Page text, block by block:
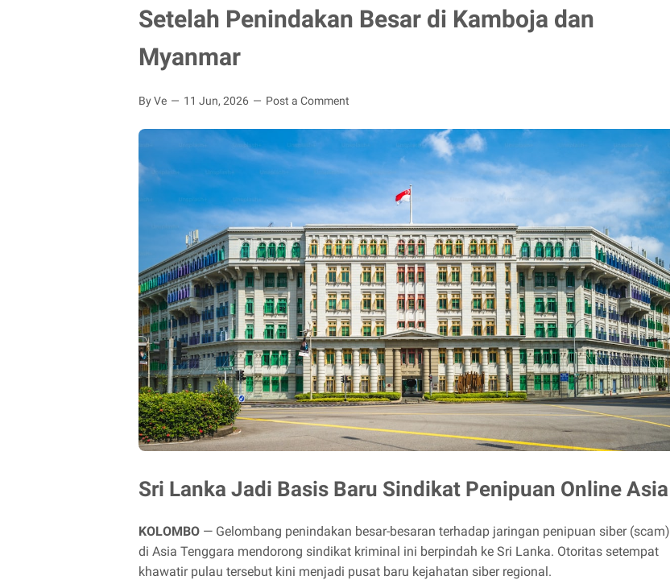
Setelah Penindakan Besar di Kamboja dan
Myanmar
By Ve 11 Jun, 2026 Post a Comment
Sri Lanka Jadi Basis Baru Sindikat Penipuan Online Asia
KOLOMBO — Gelombang penindakan besar-besaran terhadap jaringan penipuan siber (scam)
di Asia Tenggara mendorong sindikat kriminal ini berpindah ke Sri Lanka. Otoritas setempat
khawatir pulau tersebut kini menjadi pusat baru kejahatan siber regional.